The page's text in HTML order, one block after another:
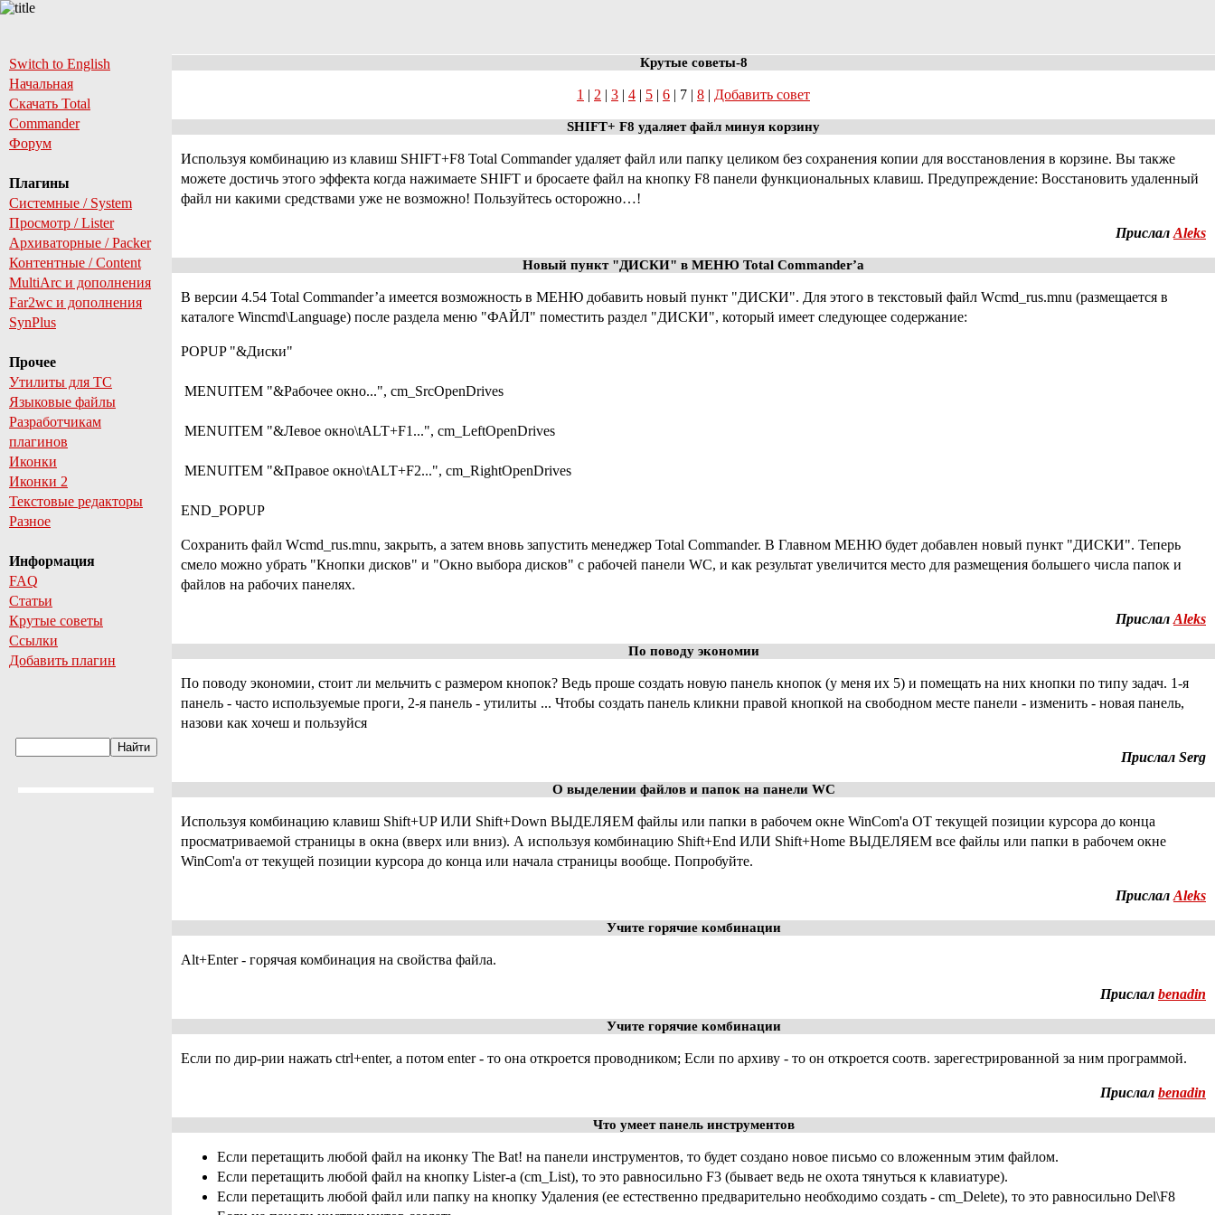
Switch to English
Начальная
Скачать Total
Commander
Форум
Плагины
Системные / System
Просмотр / Lister
Архиваторные / Packer
Контентные / Content
MultiArc и дополнения
Far2wc и дополнения
SynPlus
Прочее
Утилиты для TC
Языковые файлы
Разработчикам
плагинов
Иконки
Иконки 2
Текстовые редакторы
Разное
Информация
FAQ
Статьи
Крутые советы
Ссылки
Добавить плагин
Крутые советы-8
1 | 2 | 3 | 4 | 5 | 6 | 7 | 8 | Добавить совет
SHIFT+ F8 удаляет файл минуя корзину
Используя комбинацию из клавиш SHIFT+F8 Total Commander удаляет файл или папку целиком без сохранения копии для восстановления в корзине. Вы также
можете достичь этого эффекта когда нажимаете SHIFT и бросаете файл на кнопку F8 панели функциональных клавиш. Предупреждение: Восстановить удаленный
файл ни какими средствами уже не возможно! Пользуйтесь осторожно…!
Прислал Aleks
Новый пункт "ДИСКИ" в МЕНЮ Total Commander’a
В версии 4.54 Total Commander’a имеется возможность в МЕНЮ добавить новый пункт "ДИСКИ". Для этого в текстовый файл Wcmd_rus.mnu (размещается в
каталоге Wincmd\Language) после раздела меню "ФАЙЛ" поместить раздел "ДИСКИ", который имеет следующее содержание:
POPUP "&Диски"
MENUITEM "&Рабочее окно...", cm_SrcOpenDrives
MENUITEM "&Левое окно\tALT+F1...", cm_LeftOpenDrives
MENUITEM "&Правое окно\tALT+F2...", cm_RightOpenDrives
END_POPUP
Сохранить файл Wcmd_rus.mnu, закрыть, а затем вновь запустить менеджер Total Commander. В Главном МЕНЮ будет добавлен новый пункт "ДИСКИ". Теперь
смело можно убрать "Кнопки дисков" и "Окно выбора дисков" с рабочей панели WC, и как результат увеличится место для размещения большего числа папок и
файлов на рабочих панелях.
Прислал Aleks
По поводу экономии
По поводу экономии, стоит ли мельчить с размером кнопок? Ведь проше создать новую панель кнопок (у меня их 5) и помещать на них кнопки по типу задач. 1-я
панель - часто используемые проги, 2-я панель - утилиты ... Чтобы создать панель кликни правой кнопкой на свободном месте панели - изменить - новая панель,
назови как хочеш и пользуйся
Прислал Serg
О выделении файлов и папок на панели WC
Используя комбинацию клавиш Shift+UP ИЛИ Shift+Down ВЫДЕЛЯЕМ файлы или папки в рабочем окне WinCom'a ОТ текущей позиции курсора до конца
просматриваемой страницы в окна (вверх или вниз). А используя комбинацию Shift+End ИЛИ Shift+Home ВЫДЕЛЯЕМ все файлы или папки в рабочем окне
WinCom'a от текущей позиции курсора до конца или начала страницы вообще. Попробуйте.
Прислал Aleks
Учите горячие комбинации
Alt+Enter - горячая комбинация на свойства файла.
Прислал benadin
Учите горячие комбинации
Если по дир-рии нажать ctrl+enter, а потом enter - то она откроется проводником; Если по архиву - то он откроется соотв. зарегестрированной за ним программой.
Прислал benadin
Что умеет панель инструментов
Если перетащить любой файл на иконку The Bat! на панели инструментов, то будет создано новое письмо со вложенным этим файлом.
Если перетащить любой файл на кнопку Lister-а (cm_List), то это равносильно F3 (бывает ведь не охота тянуться к клавиатуре).
Если перетащить любой файл или папку на кнопку Удаления (ее естественно предварительно необходимо создать - cm_Delete), то это равносильно Del\F8